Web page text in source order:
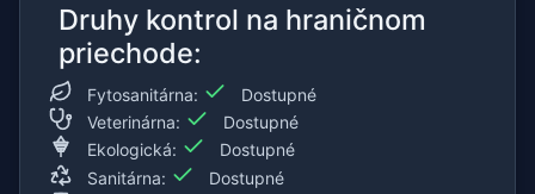
Druhy kontrol na hraničnom
priechode:
Fytosanitárna:
Dostupné
Veterinárna:
Dostupné
Ekologická:
Dostupné
Sanitárna:
Dostupné